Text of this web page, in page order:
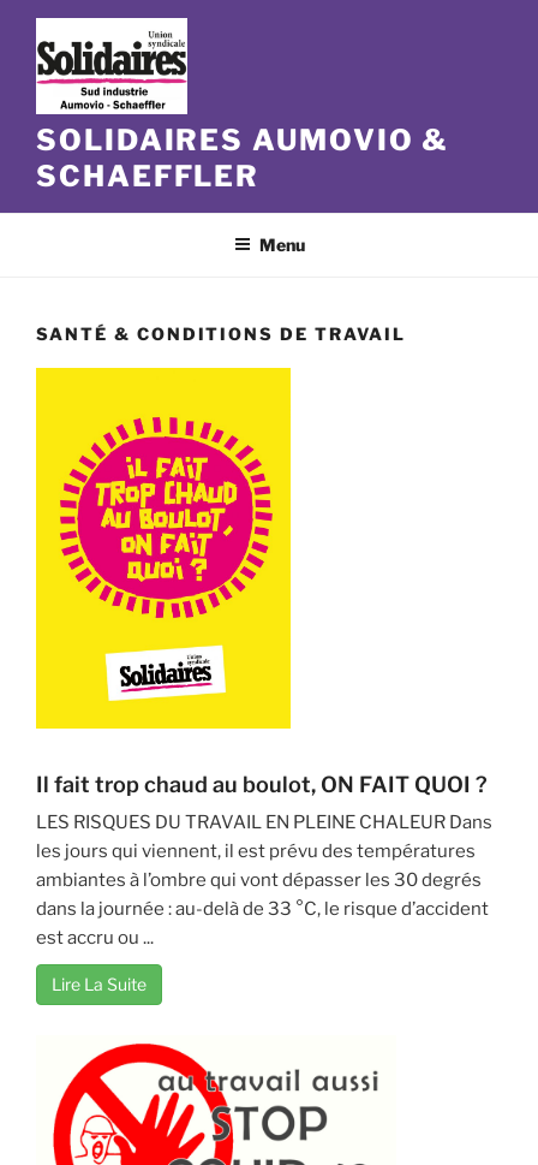
Aller
contenu
principal
SOLIDAIRES AUMOVIO &
SCHAEFFLER
Menu
SANTÉ & CONDITIONS DE TRAVAIL
Il fait trop chaud au boulot, ON FAIT QUOI ?
LES RISQUES DU TRAVAIL EN PLEINE CHALEUR Dans
les jours qui viennent, il est prévu des températures
ambiantes à l’ombre qui vont dépasser les 30 degrés
dans la journée : au-delà de 33 °C, le risque d’accident
est accru ou ...
Lire La Suite